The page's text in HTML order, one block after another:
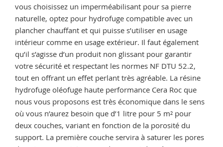
vous choisissez un imperméabilisant pour sa pierre
naturelle, optez pour hydrofuge compatible avec un
plancher chauffant et qui puisse s’utiliser en usage
intérieur comme en usage extérieur. Il faut également
qu’il s’agisse d’un produit non glissant pour garantir
votre sécurité et respectant les normes NF DTU 52.2,
tout en offrant un effet perlant très agréable. La résine
hydrofuge oléofuge haute performance Cera Roc que
nous vous proposons est très économique dans le sens
où vous n’aurez besoin que d’1 litre pour 5 m² pour
deux couches, variant en fonction de la porosité du
support. La première couche servira à saturer les pores